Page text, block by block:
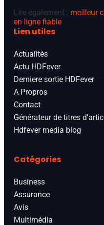
Lire également : meilleur
en ligne fiable
Lien utiles
Actualités
Actu HDFever
Derniere sortie HDFever
A Propros
Contact
Générateur de titres
Hdfever media blog
Catégories
Business
Assurance
Avis
Multimédia